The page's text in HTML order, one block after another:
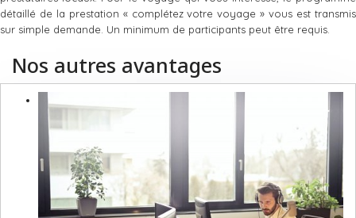
détaillé de la prestation « complétez votre voyage » vous est transmis
sur simple demande. Un minimum de participants peut être requis.
Nos autres avantages